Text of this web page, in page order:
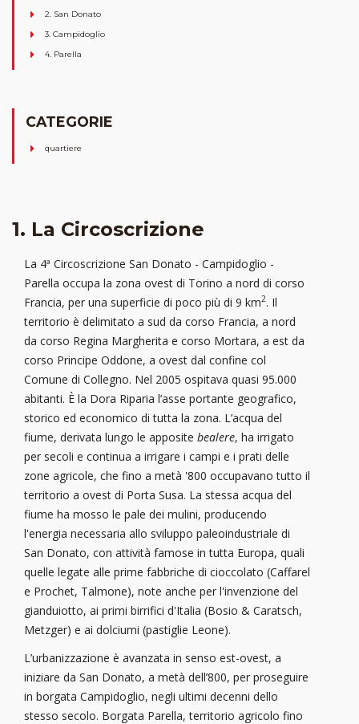
2. San Donato
3. Campidoglio
4. Parella
CATEGORIE
quartiere
1. La Circoscrizione
La 4ª Circoscrizione San Donato - Campidoglio -
Parella occupa la zona ovest di Torino a nord di corso
Francia, per una superficie di poco più di 9 km2. Il
territorio è delimitato a sud da corso Francia, a nord
da corso Regina Margherita e corso Mortara, a est da
corso Principe Oddone, a ovest dal confine col
Comune di Collegno. Nel 2005 ospitava quasi 95.000
abitanti. È la Dora Riparia l’asse portante geografico,
storico ed economico di tutta la zona. L’acqua del
fiume, derivata lungo le apposite bealere, ha irrigato
per secoli e continua a irrigare i campi e i prati delle
zone agricole, che fino a metà '800 occupavano tutto il
territorio a ovest di Porta Susa. La stessa acqua del
fiume ha mosso le pale dei mulini, producendo
l'energia necessaria allo sviluppo paleoindustriale di
San Donato, con attività famose in tutta Europa, quali
quelle legate alle prime fabbriche di cioccolato (Caffarel
e Prochet, Talmone), note anche per l'invenzione del
gianduiotto, ai primi birrifici d'Italia (Bosio & Caratsch,
Metzger) e ai dolciumi (pastiglie Leone).
L’urbanizzazione è avanzata in senso est-ovest, a
iniziare da San Donato, a metà dell’800, per proseguire
in borgata Campidoglio, negli ultimi decenni dello
stesso secolo. Borgata Parella, territorio agricolo fino